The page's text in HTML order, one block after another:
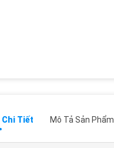
Tiết Mô Tả Sản Phẩm